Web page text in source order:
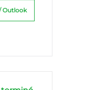
Outlook